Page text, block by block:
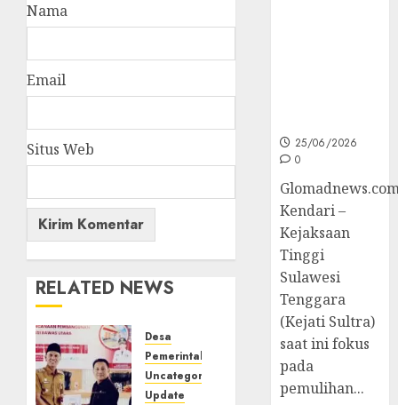
Nama
Email
Situs Web
RELATED NEWS
Desa
Pemerintahan
Uncategorized
Update
25/06/2026
0
Kendari –
Kejaksaan
Tinggi
Sulawesi
Tenggara
(Kejati Sultra)
saat ini fokus
pada
pemulihan...